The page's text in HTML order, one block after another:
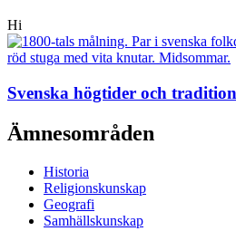
Hi
Svenska högtider och
Ämnesområden
Historia
Religionskunskap
Geografi
Samhällskunskap